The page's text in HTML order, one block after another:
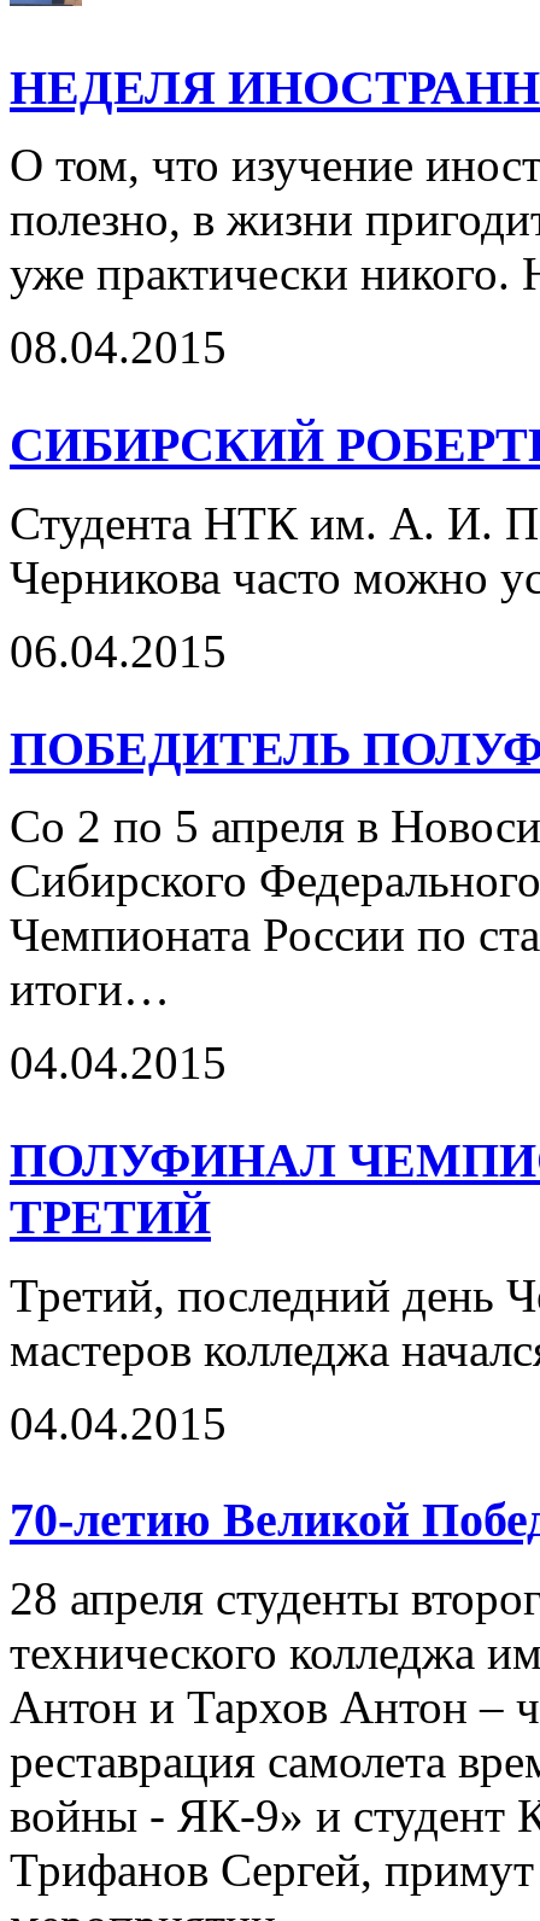
НЕДЕЛЯ
О том, что изучение
полезно, в жизни
уже практически никого.
08.04.2015
СИБИРСКИЙ
Студента НТК им. А. И.
Черникова часто можно
06.04.2015
ПОБЕДИТЕЛЬ
Со 2 по 5 апреля в
Сибирского
Чемпионата России по
итоги…
04.04.2015
ПОЛУФИНАЛ
ТРЕТИЙ
Третий, последний день
мастеров колледжа
04.04.2015
70-летию Великой
28 апреля студенты
технического колледжа
Антон и Тархов Антон –
реставрация самолета
войны - ЯК-9» и студент
Трифанов Сергей,